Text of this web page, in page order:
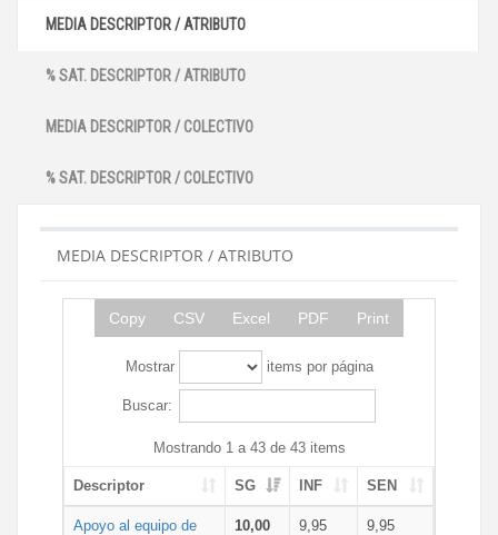
MEDIA DESCRIPTOR / ATRIBUTO
% SAT. DESCRIPTOR / ATRIBUTO
MEDIA DESCRIPTOR / COLECTIVO
% SAT. DESCRIPTOR / COLECTIVO
MEDIA DESCRIPTOR / ATRIBUTO
Copy CSV Excel PDF Print
Mostrar items por página
Buscar:
Mostrando 1 a 43 de 43 items
Descriptor SG INF SEN
Apoyo al equipo de
10,00 9,95 9,95